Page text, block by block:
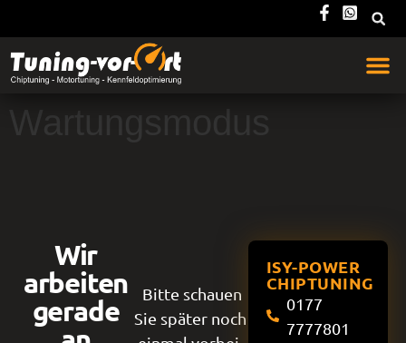
Wartungsmodus
Wir
arbeiten
gerade
Bitte schauen
Sie später noch
ISY-POWER
CHIPTUNING
0177
7777801